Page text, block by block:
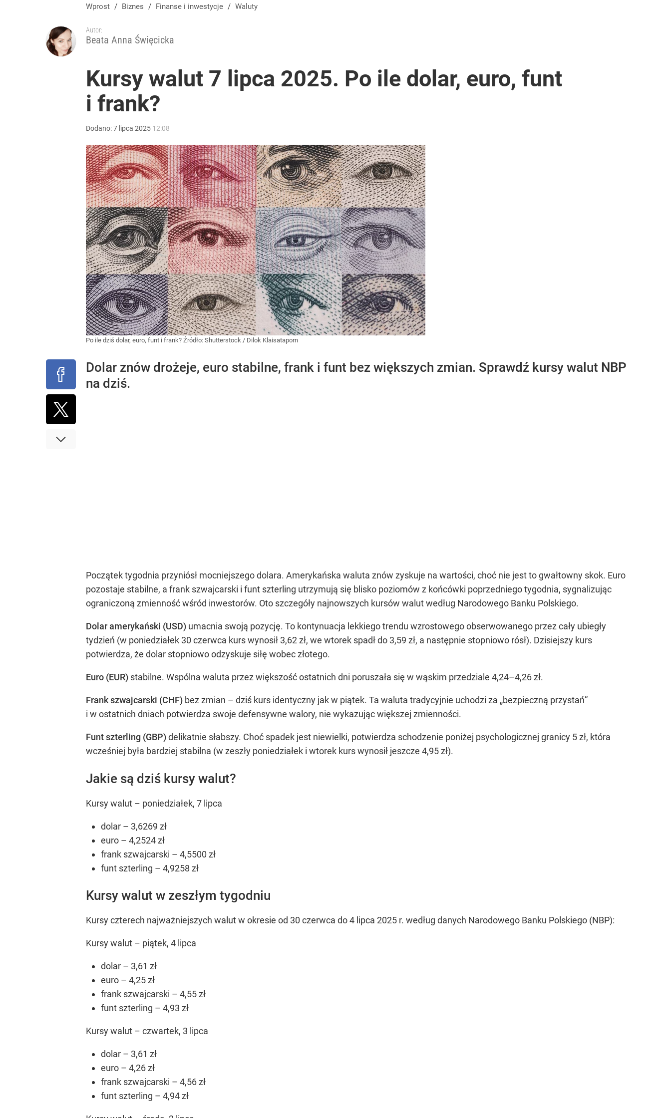
Wprost / Biznes / Finanse i inwestycje / Waluty
Autor:
Beata Anna Święcicka
Kursy walut 7 lipca 2025. Po ile dolar, euro, funt
i frank?
Dodano:7 lipca 2025 12:08
Po ile dziś dolar, euro, funt i frank? Źródło: Shutterstock / Dilok Klaisataporn
Dolar znów drożeje, euro stabilne, frank i funt bez większych zmian. Sprawdź kursy walut NBP
na dziś.
Początek tygodnia przyniósł mocniejszego dolara. Amerykańska waluta znów zyskuje na wartości, choć nie jest to gwałtowny skok. Euro
pozostaje stabilne, a frank szwajcarski i funt szterling utrzymują się blisko poziomów z końcówki poprzedniego tygodnia, sygnalizując
ograniczoną zmienność wśród inwestorów. Oto szczegóły najnowszych kursów walut według Narodowego Banku Polskiego.
Dolar amerykański (USD) umacnia swoją pozycję. To kontynuacja lekkiego trendu wzrostowego obserwowanego przez cały ubiegły
tydzień (w poniedziałek 30 czerwca kurs wynosił 3,62 zł, we wtorek spadł do 3,59 zł, a następnie stopniowo rósł). Dzisiejszy kurs
potwierdza, że dolar stopniowo odzyskuje siłę wobec złotego.
Euro (EUR) stabilne. Wspólna waluta przez większość ostatnich dni poruszała się w wąskim przedziale 4,24–4,26 zł.
Frank szwajcarski (CHF) bez zmian – dziś kurs identyczny jak w piątek. Ta waluta tradycyjnie uchodzi za „bezpieczną przystań”
i w ostatnich dniach potwierdza swoje defensywne walory, nie wykazując większej zmienności.
Funt szterling (GBP)delikatnie słabszy. Choć spadek jest niewielki, potwierdza schodzenie poniżej psychologicznej granicy 5 zł, która
wcześniej była bardziej stabilna (w zeszły poniedziałek i wtorek kurs wynosił jeszcze 4,95 zł).
Jakie są dziś kursy walut?
Kursy walut – poniedziałek, 7 lipca
dolar – 3,6269 zł
euro – 4,2524 zł
frank szwajcarski – 4,5500 zł
funt szterling – 4,9258 zł
Kursy walut w zeszłym tygodniu
Kursy czterech najważniejszych walut w okresie od 30 czerwca do 4 lipca 2025 r. według danych Narodowego Banku Polskiego (NBP):
Kursy walut – piątek, 4 lipca
dolar – 3,61 zł
euro – 4,25 zł
frank szwajcarski – 4,55 zł
funt szterling – 4,93 zł
Kursy walut – czwartek, 3 lipca
dolar – 3,61 zł
euro – 4,26 zł
frank szwajcarski – 4,56 zł
funt szterling – 4,94 zł